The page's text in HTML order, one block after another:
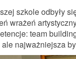
szkole odbyły
wrażeń
team
najważniejsza